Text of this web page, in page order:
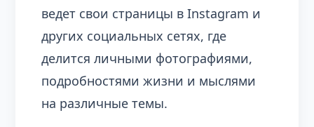
ведет свои страницы в Instagram и
других социальных сетях, где
делится личными фотографиями,
подробностями жизни и мыслями
на различные темы.